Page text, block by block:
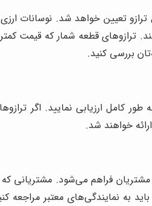
تعیین خواهد شد. نوسانات
قطعه شمار که قیمت
بررسی کنید.
طور کامل ارزیابی نمایید. اگر
خواهند شد.
فراهم می‌شود. مشتریانی
به نمایندگی‌های معتبر مراجعه